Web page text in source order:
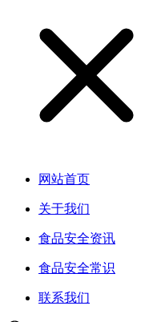
网站首页
关于我们
食品安全资讯
食品安全常识
联系我们